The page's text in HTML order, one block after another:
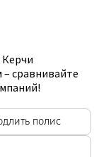
– сравнивайте